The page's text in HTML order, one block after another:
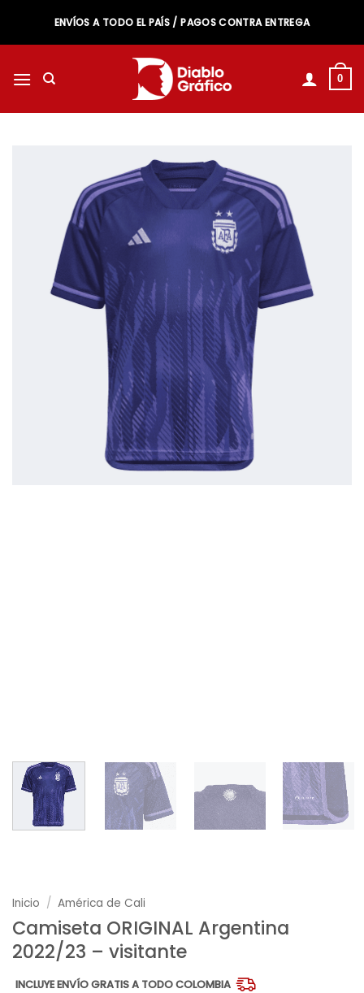
contenido
ENVÍOS A TODO EL PAÍS / PAGOS CONTRA ENTREGA
0
Inicio / América de Cali
Camiseta ORIGINAL Argentina
2022/23 – visitante
INCLUYE ENVÍO GRATIS A TODO COLOMBIA